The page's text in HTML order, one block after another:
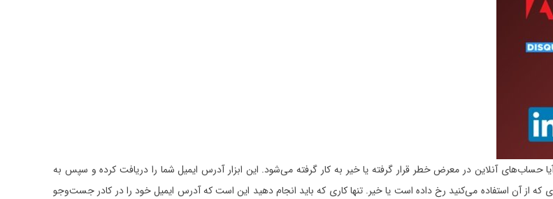
حساب‌های آنلاین در معرض خطر قرار گرفته یا خیر به کار گرفته می‌شود. این ابزار آدرس ایمیل شما را دریافت کرده و سپس به
از آن استفاده می‌کنید رخ داده است یا خیر. تنها کاری که باید انجام دهید این است که آدرس ایمیل خود را در کادر جست‌وجو